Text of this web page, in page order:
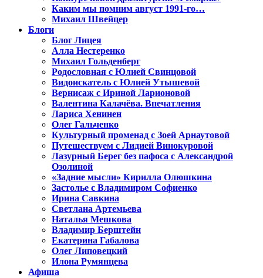
Каким мы помним август 1991-го…
Михаил Швейцер
Блоги
Блог Лицея
Алла Нестеренко
Михаил Гольденберг
Родословная с Юлией Свинцовой
Видоискатель с Юлией Утышевой
Вернисаж с Ириной Ларионовой
Валентина Калачёва. Впечатления
Лариса Хенинен
Олег Гальченко
Культурный променад с Зоей Арнаутовой
Путешествуем с Лидией Винокуровой
Лазурный Берег без пафоса с Александрой
Озолиной
«Задние мысли» Кирилла Олюшкина
Застолье с Владимиром Софиенко
Ирина Савкина
Светлана Артемьева
Наталья Мешкова
Владимир Берштейн
Екатерина Габалова
Олег Липовецкий
Илона Румянцева
Афиша